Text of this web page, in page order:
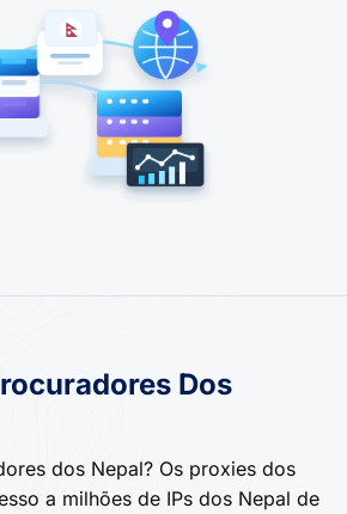
Dos
dos Nepal? Os proxies dos
a milhões de IPs dos Nepal de